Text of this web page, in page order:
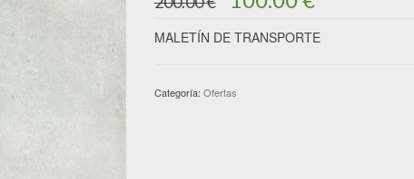
precio
original actual
MALETÍN DE TRANSPORTE
Categoría: Ofertas